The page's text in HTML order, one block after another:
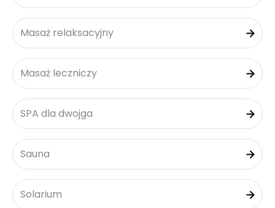
Masaż relaksacyjny
Masaż leczniczy
SPA dla dwojga
Sauna
Solarium